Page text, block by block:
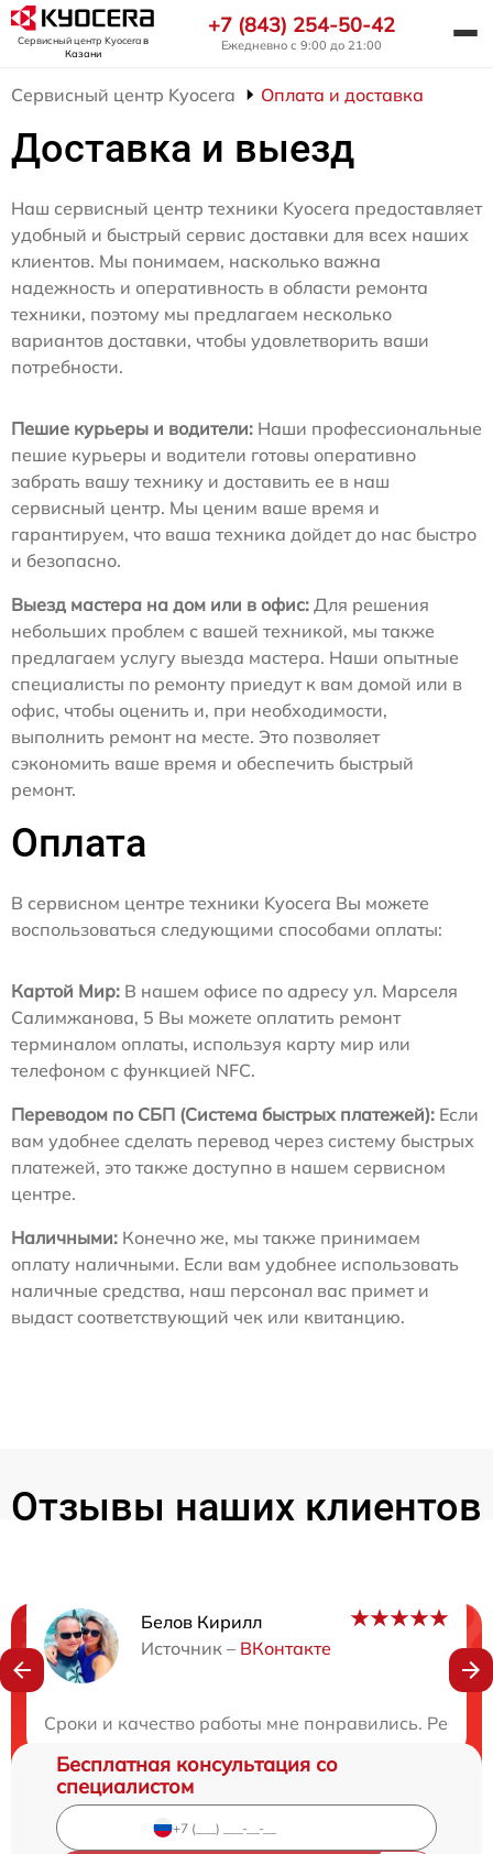
Сервисный центр Kyoceraв
Казани
+7 (843) 254-50-42
Ежедневно с 9:00 до 21:00
Сервисный центр Kyocera Оплата и доставка
Доставка и выезд
Наш сервисный центр техники Kyocera предоставляет
удобный и быстрый сервис доставки для всех наших
клиентов. Мы понимаем, насколько важна
надежность и оперативность в области ремонта
техники, поэтому мы предлагаем несколько
вариантов доставки, чтобы удовлетворить ваши
потребности.
Пешие курьеры и водители: Наши профессиональные
пешие курьеры и водители готовы оперативно
забрать вашу технику и доставить ее в наш
сервисный центр. Мы ценим ваше время и
гарантируем, что ваша техника дойдет до нас быстро
и безопасно.
Выезд мастера на дом или в офис: Для решения
небольших проблем с вашей техникой, мы также
предлагаем услугу выезда мастера. Наши опытные
специалисты по ремонту приедут к вам домой или в
офис, чтобы оценить и, при необходимости,
выполнить ремонт на месте. Это позволяет
сэкономить ваше время и обеспечить быстрый
ремонт.
Оплата
В сервисном центре техники Kyocera Вы можете
воспользоваться следующими способами оплаты:
Картой Мир: В нашем офисе по адресу ул. Марселя
Салимжанова, 5 Вы можете оплатить ремонт
терминалом оплаты, используя карту мир или
телефоном с функцией NFC.
Переводом по СБП (Система быстрых платежей): Если
вам удобнее сделать перевод через систему быстрых
платежей, это также доступно в нашем сервисном
центре.
Наличными: Конечно же, мы также принимаем
оплату наличными. Если вам удобнее использовать
наличные средства, наш персонал вас примет и
выдаст соответствующий чек или квитанцию.
Отзывы наших клиентов
Белов Кирилл
Источник – ВКонтакте
Сроки и качество работы мне понравились.
Нужна консультация?
Бесплатная консультация со
специалистом